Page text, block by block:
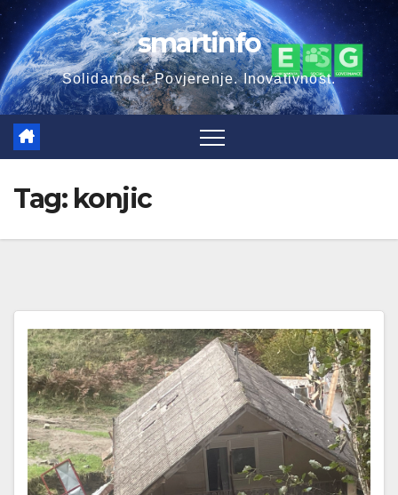
Skip
to
content
smartinfo
Solidarnost. Povjerenje. Inovativnost.
Tag: konjic